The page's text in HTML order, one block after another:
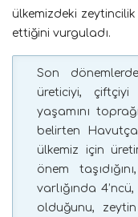
ülkemizdeki
ettiğini vurguladı.
Son
üreticiyi,
yaşamını
belirten
ülkemiz için
önem
varlığında
olduğunu,